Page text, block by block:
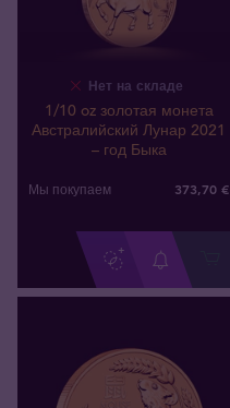
Нет на складе
1/10 oz золотая монета
Австралийский Лунар 2021
– год Быка
Мы покупаем 373,70 €